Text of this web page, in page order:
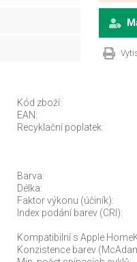
Kód zboží:
EAN:
Recyklační poplatek:
Barva:
Délka:
Faktor výkonu (účiník):
Index podání barev (CRI):
Kompatibilní s Apple
Konzistence barev